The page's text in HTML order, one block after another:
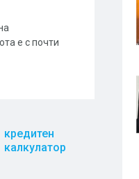
е с почти
кредитен
калкулатор